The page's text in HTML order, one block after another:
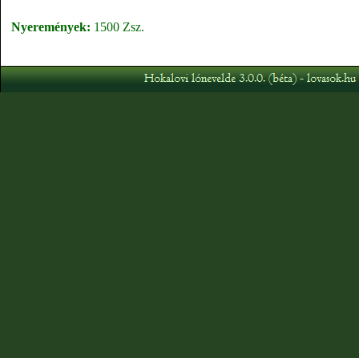
Nyeremények: 1500 Zsz.